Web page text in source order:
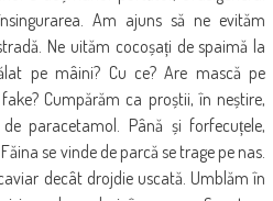
Am ajuns să ne evităm
Ne uităm cocoșați de spaimă la
pe mâini? Cu ce? Are mască pe
Cumpărăm ca proștii, în neștire,
paracetamol. Până și forfecuțele,
se vinde de parcă se trage pe nas.
decât drojdie uscată. Umblăm în